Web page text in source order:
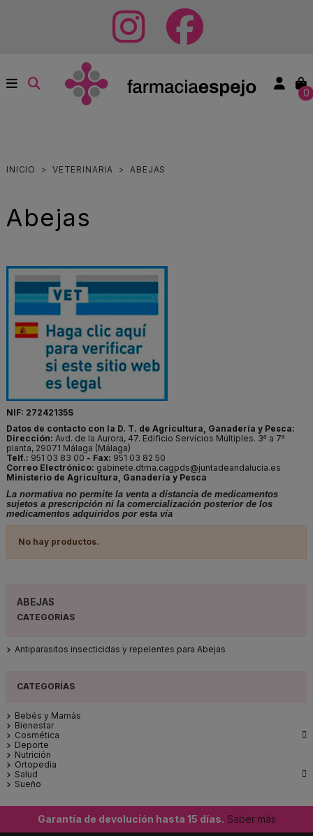
0
INICIO VETERINARIA ABEJAS
Abejas
NIF: 27242135S
Datos de contacto con la D. T. de Agricultura, Ganadería y Pesca:
Dirección: Avd. de la Aurora, 47. Edificio Servicios Múltiples. 3ª a 7ª
planta, 29071 Málaga (Málaga)
Telf.: 951 03 83 00 - Fax: 951 03 82 50
Correo Electrónico: gabinete.dtma.cagpds@juntadeandalucia.es
Ministerio de Agricultura, Ganadería y Pesca
La normativa no permite la venta a distancia de medicamentos
sujetos a prescripción ni la comercialización posterior de los
medicamentos adquiridos por esta vía
No hay productos.
ABEJAS
Antiparasitos insecticidas y repelentes para Abejas
Bebés y Mamás
Bienestar
Cosmética

Deporte
Nutrición
Ortopedia
Salud

Sueño
Garantía de devolución hasta 15 días. Saber más